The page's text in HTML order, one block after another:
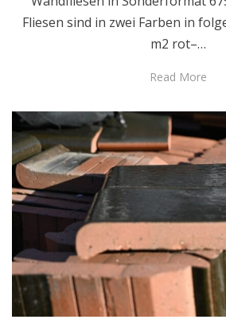
Fliesen sind in zwei Farben in
m2 rot–…
Read More